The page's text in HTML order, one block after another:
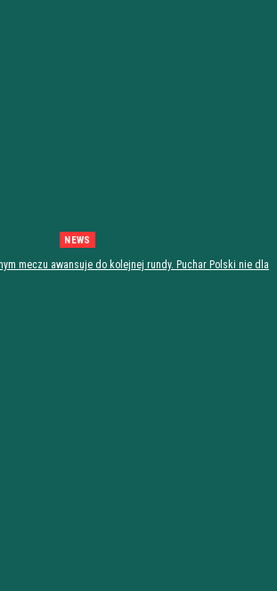
NEWS
meczu awansuje do kolejnej rundy. Puchar Polski nie dla